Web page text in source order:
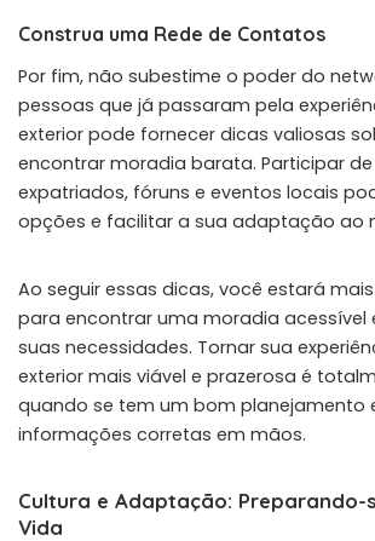
Construa uma Rede de Contatos
Por fim, não subestime o poder do
pessoas que já passaram pela
exterior pode fornecer dicas valiosas
encontrar moradia barata. Participar
expatriados, fóruns e eventos locais
opções e facilitar a sua adaptação ao
Ao seguir essas dicas, você estará
para encontrar uma moradia acessível
suas necessidades. Tornar sua
exterior mais viável e prazerosa é
quando se tem um bom planejamento
informações corretas em mãos.
Cultura e Adaptação: Preparando-
Vida